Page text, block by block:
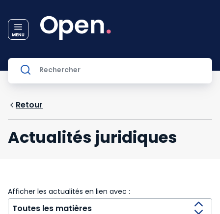
Retour
Actualités juridiques
Afficher les actualités en lien avec :